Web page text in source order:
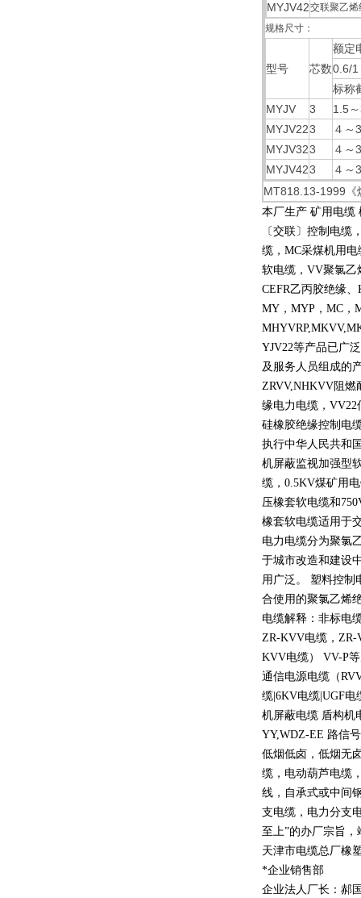
MYJV42交联聚乙
规格尺寸：
型号 芯数
额定
0.6/1
标称
MYJV
3
1.5
MYJV223
４～
MYJV323
４～
MYJV423
４～
MT818.13-1999《
本厂生产 矿用电缆
〔交联〕控制电缆
缆， MC采煤机用电
软电缆， VV聚氯乙
CEFR乙丙胶绝缘、
MY ， MYP ， MC ，
YJV22等产品已广
及服务人员组成的
ZRVV,NHKVV阻燃
缘电力电缆， VV22
硅橡胶绝缘控制电
执行中华人民共和
机屏蔽监视加强型
缆， 0.5KV煤矿用
压橡套软电缆和
橡套软电缆适用于
电力电缆分为聚氯
于城市改造和建设
用广泛。 塑料控制
合使用的聚氯乙烯
电缆解释：非标电
ZR-KVV电缆， ZR-
KVV电缆） VV-P
通信电源电缆（
缆 |6KV电缆 |UGF电
机屏蔽电缆 盾构机
YY,WDZ-EE 路信
低烟低卤，低烟无
缆，电动葫芦电缆
线，自承式或中间
支电缆，电力分支
至上”的办厂宗旨，
天津市电缆总厂橡
*企业销售部
企业法人厂长：郝